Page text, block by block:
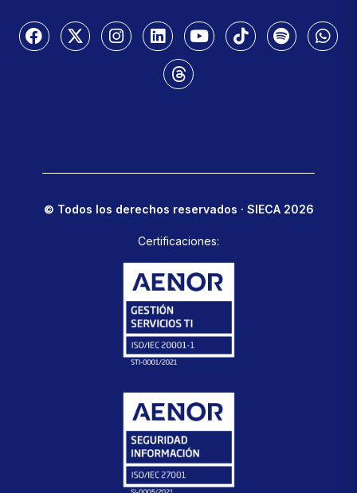
© Todos los derechos reservados · SIECA 2026
Certificaciones: